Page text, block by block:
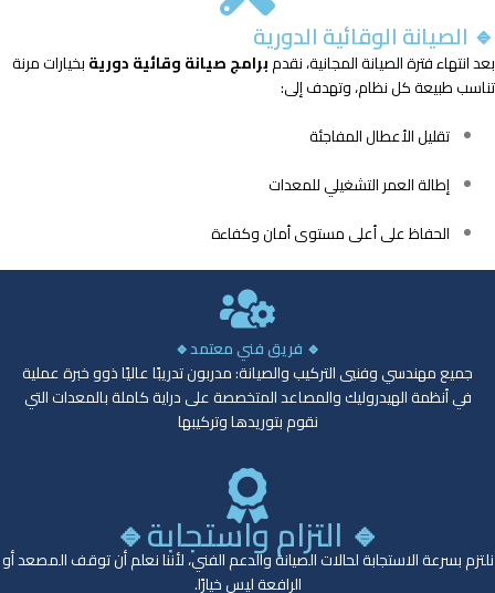
🔹 الصيانة الوقائية الدورية
بعد انتهاء فترة الصيانة المجانية، نقدمبرامج صيانة وقائية دوريةبخيارات مرنة
تناسب طبيعة كل نظام، وتهدف إلى:
تقليل الأعطال المفاجئة
إطالة العمر التشغيلي للمعدات
الحفاظ على أعلى مستوى أمان وكفاءة
🔹 فريق فني معتمد🔹
جميع مهندسي وفنيي التركيب والصيانة: مدربون تدريبًا عاليًا ذوو خبرة عملية
في أنظمة الهيدروليك والمصاعد المتخصصة على دراية كاملة بالمعدات التي
نقوم بتوريدها وتركيبها
🔹 التزام واستجابة🔹
نلتزم بسرعة الاستجابة لحالات الصيانة والدعم الفني، لأننا نعلم أن توقف المصعد أو
الرافعة ليس خيارًا.